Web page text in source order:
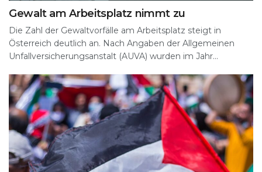
Gewalt am Arbeitsplatz nimmt zu
Die Zahl der Gewaltvorfälle am Arbeitsplatz steigt in
Österreich deutlich an. Nach Angaben der Allgemeinen
Unfallversicherungsanstalt (AUVA) wurden im Jahr...